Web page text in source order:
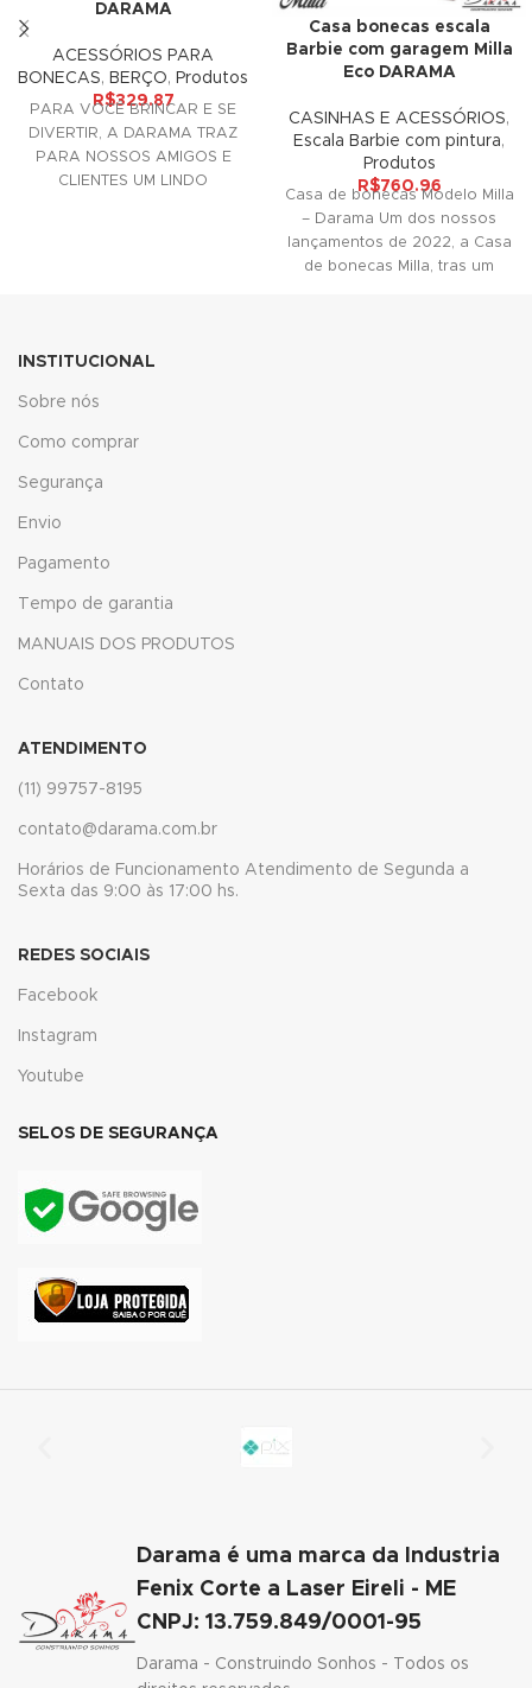
DARAMA
ACESSÓRIOS PARA
BONECAS, BERÇO, Produtos
R$329.87
PARA VOCÊ BRINCAR E SE
DIVERTIR, A DARAMA TRAZ
PARA NOSSOS AMIGOS E
CLIENTES UM LINDO
Casa bonecas escala
Barbie com garagem Milla
Eco DARAMA
CASINHAS E ACESSÓRIOS,
Escala Barbie com pintura,
Produtos
R$760.96
Casa de bonecas Modelo Milla
– Darama Um dos nossos
lançamentos de 2022, a Casa
de bonecas Milla, tras um
INSTITUCIONAL
Sobre nós
Como comprar
Segurança
Envio
Pagamento
Tempo de garantia
MANUAIS DOS PRODUTOS
Contato
ATENDIMENTO
(11) 99757-8195
contato@darama.com.br
Horários de Funcionamento Atendimento de Segunda a
Sexta das 9:00 às 17:00 hs.
REDES SOCIAIS
Facebook
Instagram
Youtube
SELOS DE SEGURANÇA
Darama é uma marca da Industria
Fenix Corte a Laser Eireli - ME
CNPJ: 13.759.849/0001-95
Darama - Construindo Sonhos - Todos os